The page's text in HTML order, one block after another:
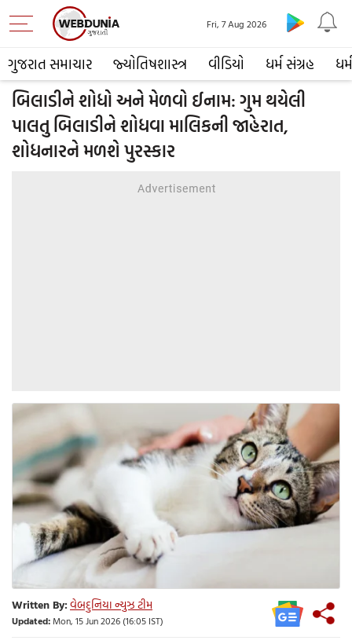
ગુજરાત સમાચાર જ્યોતિષશાસ્ત્ર વીડિયો ધર્મ સંગ્રહ ધર્મ
Fri, 7 Aug 2026
બિલાડીને શોધો અને મેળવો ઈનામ: ગુમ થયેલી
પાલતુ બિલાડીને શોધવા માલિકની જાહેરાત,
શોધનારને મળશે પુરસ્કાર
Written By:વેબદુનિયા ન્યુઝ ટીમ
Updated:Mon, 15 Jun 2026 (16:05 IST)